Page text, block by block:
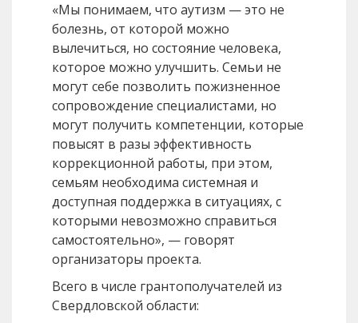
«Мы понимаем, что аутизм — это не
болезнь, от которой можно
вылечиться, но состояние человека,
которое можно улучшить. Семьи не
могут себе позволить пожизненное
сопровождение специалистами, но
могут получить компетенции, которые
повысят в разы эффективность
коррекционной работы, при этом,
семьям необходима системная и
доступная поддержка в ситуациях, с
которыми невозможно справиться
самостоятельно», — говорят
организаторы проекта.
Всего в числе грантополучателей из
Свердловской области: